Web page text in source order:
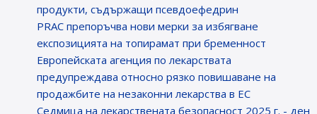
продукти, съдържащи псевдоефедрин
PRAC препоръчва нови мерки за избягване
експозицията на топирамат при бременност
Европейската агенция по лекарствата
предупреждава относно рязко повишаване на
продажбите на незаконни лекарства в ЕС
Седмица на лекарствената безопасност 2025 г. - ден